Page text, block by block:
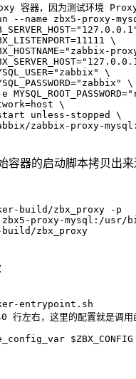
容器，因为测试环境
--name zbx5-proxy-
\
\
\
-e
\
unless-stopped \
zabbix-proxy-
容器的启动脚本拷贝出来
build/zbx_proxy -p
zbx5-proxy-mysql:/
zbx_proxy
entrypoint.sh
行左右，这里的配置就是调